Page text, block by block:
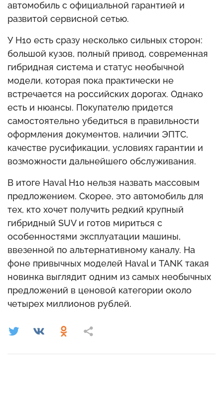
автомобиль с официальной гарантией и
развитой сервисной сетью.
У H10 есть сразу несколько сильных сторон:
большой кузов, полный привод, современная
гибридная система и статус необычной
модели, которая пока практически не
встречается на российских дорогах. Однако
есть и нюансы. Покупателю придется
самостоятельно убедиться в правильности
оформления документов, наличии ЭПТС,
качестве русификации, условиях гарантии и
возможности дальнейшего обслуживания.
В итоге Haval H10 нельзя назвать массовым
предложением. Скорее, это автомобиль для
тех, кто хочет получить редкий крупный
гибридный SUV и готов мириться с
особенностями эксплуатации машины,
ввезенной по альтернативному каналу. На
фоне привычных моделей Haval и TANK такая
новинка выглядит одним из самых необычных
предложений в ценовой категории около
четырех миллионов рублей.